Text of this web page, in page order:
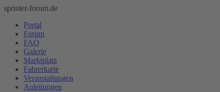
sprinter-forum.de
Portal
Forum
FAQ
Galerie
Marktplatz
Fahrerkarte
Veranstaltungen
Anleitungen